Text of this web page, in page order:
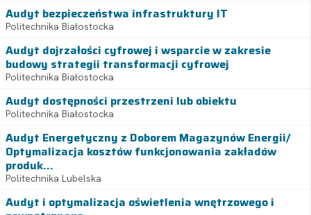
Audyt bezpieczeństwa infrastruktury IT
Politechnika Białostocka
Audyt dojrzałości cyfrowej i wsparcie w zakresie
budowy strategii transformacji cyfrowej
Politechnika Białostocka
Audyt dostępności przestrzeni lub obiektu
Politechnika Białostocka
Audyt Energetyczny z Doborem Magazynów Energii/
Optymalizacja kosztów funkcjonowania zakładów
produk...
Politechnika Lubelska
Audyt i optymalizacja oświetlenia wnętrzowego i